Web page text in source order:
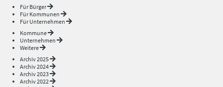
Für Bürger
Für Kommunen
Für Unternehmen
Kommune
Unternehmen
Weitere
Archiv 2025
Archiv 2024
Archiv 2023
Archiv 2022